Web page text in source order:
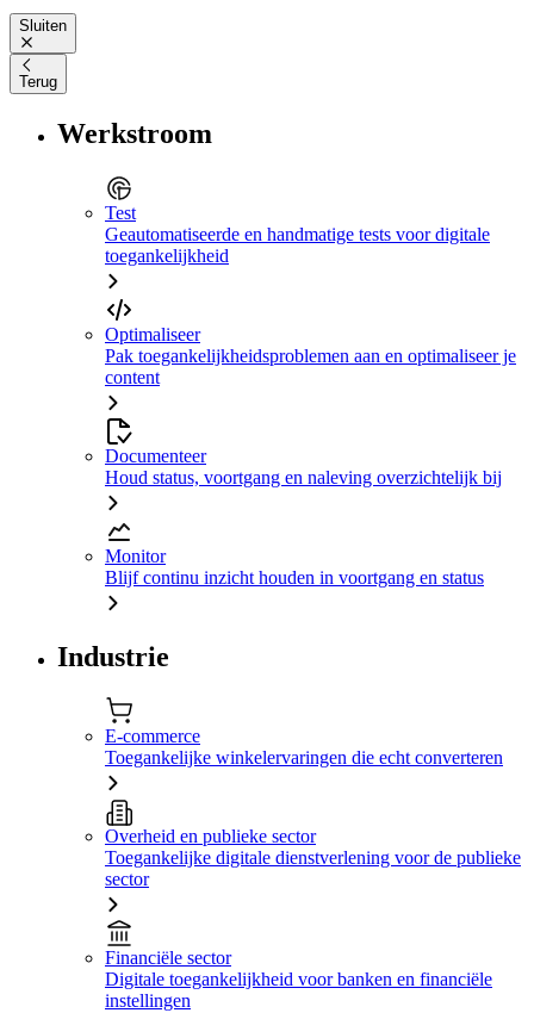
Sluiten
Terug
Werkstroom
Test
Geautomatiseerde en handmatige tests voor digitale
toegankelijkheid
Optimaliseer
Pak toegankelijkheidsproblemen aan en optimaliseer je
content
Documenteer
Houd status, voortgang en naleving overzichtelijk bij
Monitor
Blijf continu inzicht houden in voortgang en status
Industrie
E-commerce
Toegankelijke winkelervaringen die echt converteren
Overheid en publieke sector
Toegankelijke digitale dienstverlening voor de publieke
sector
Financiële sector
Digitale toegankelijkheid voor banken en financiële
instellingen